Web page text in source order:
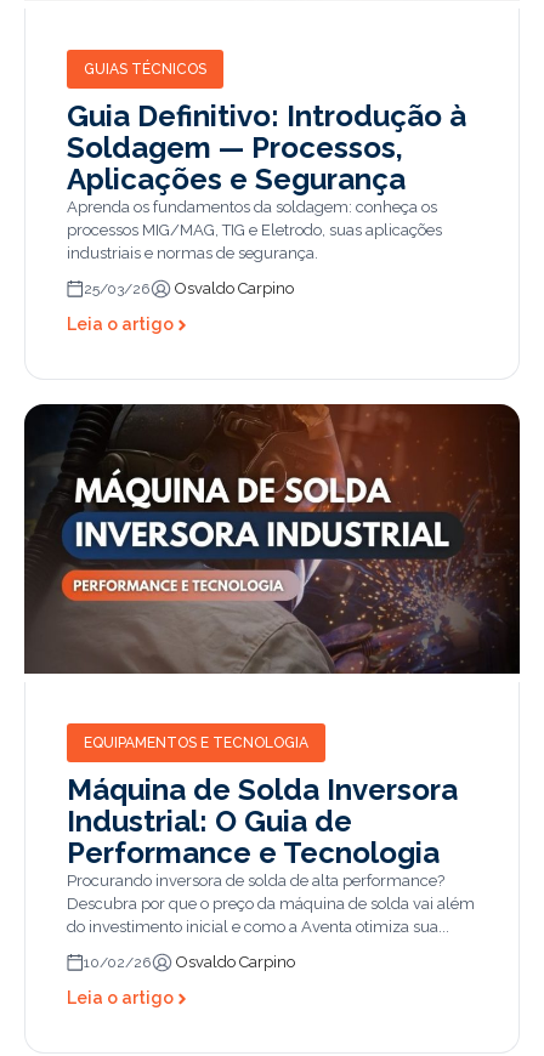
GUIAS TÉCNICOS
Guia Definitivo: Introdução à
Soldagem — Processos,
Aplicações e Segurança
Aprenda os fundamentos da soldagem: conheça os
processos MIG/MAG, TIG e Eletrodo, suas aplicações
industriais e normas de segurança.
25/03/26 Osvaldo Carpino
Leia o artigo
EQUIPAMENTOS E TECNOLOGIA
Máquina de Solda Inversora
Industrial: O Guia de
Performance e Tecnologia
Procurando inversora de solda de alta performance?
Descubra por que o preço da máquina de solda vai além
do investimento inicial e como a Aventa otimiza sua...
10/02/26 Osvaldo Carpino
Leia o artigo